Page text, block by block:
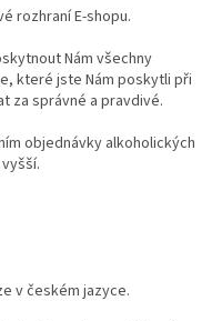
rozhraní E-shopu.
Nám všechny
které jste Nám poskytli při
za správné a pravdivé.
objednávky alkoholických
v českém jazyce.